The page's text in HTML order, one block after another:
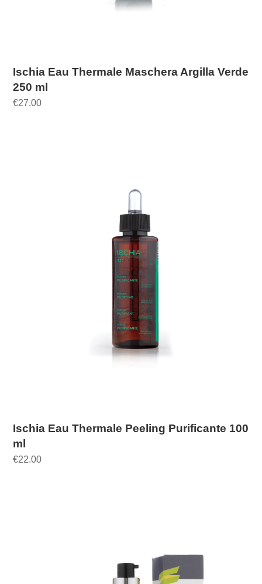
Ischia Eau Thermale Maschera Argilla Verde
250 ml
€27.00
Ischia Eau Thermale Peeling Purificante 100
ml
€22.00